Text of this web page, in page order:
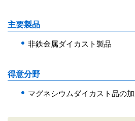
主要製品
非鉄金属ダイカスト製品
得意分野
マグネシウムダイカスト品の